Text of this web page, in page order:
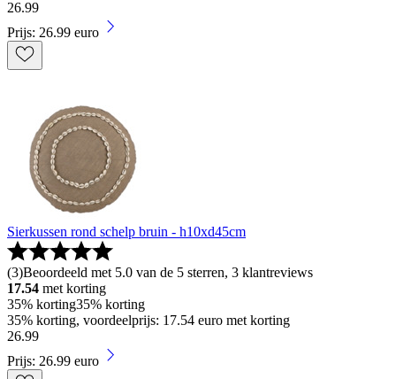
26.99
Prijs: 26.99 euro
Sierkussen rond schelp bruin - h10xd45cm
(3)Beoordeeld met 5.0 van de 5 sterren, 3 klantreviews
17.54 met korting
35% korting35% korting
35% korting, voordeelprijs: 17.54 euro met korting
26.99
Prijs: 26.99 euro